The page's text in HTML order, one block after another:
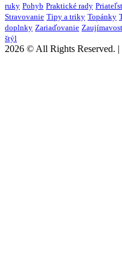
ruky Pohyb Praktické rady
Stravovanie Tipy a triky Topánky
doplnky Zariaďovanie
štýl
2026 © All Rights Reserved. |